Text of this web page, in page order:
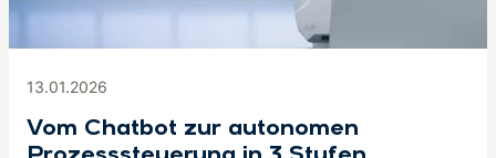
13.01.2026
Vom Chatbot zur autonomen